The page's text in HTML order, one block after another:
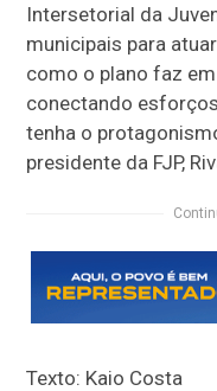
Intersetorial da
municipais para
como o plano faz
conectando
tenha o
presidente da FJP,
Texto: Kaio Costa